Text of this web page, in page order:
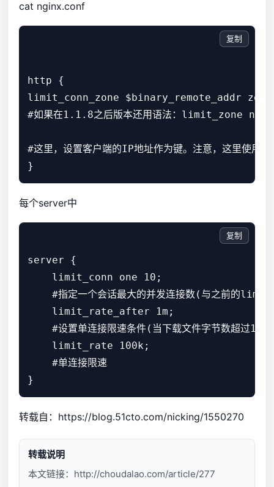
cat nginx.conf
http {
limit_conn_zone $binary_remote_addr
#如果在1.1.8之后版本还用语法：
#这里，设置客户端的IP地址作为键。注意，这里使
复制
每个server中
server {
    limit_conn one 10;
#指定一个会话最大的并发连接数(与之前的
    limit_rate_after 1m;
#设置单连接限速条件(当下载文件字节数超过
    limit_rate 100k;
    #单连接限速
复制
转载自： https://blog.51cto.com/nicking/1550270
转载说明
本文链接： http://choudalao.com/article/277